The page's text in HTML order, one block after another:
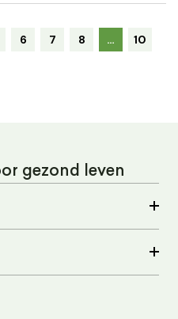
6 7 8 …
10
gezond leven